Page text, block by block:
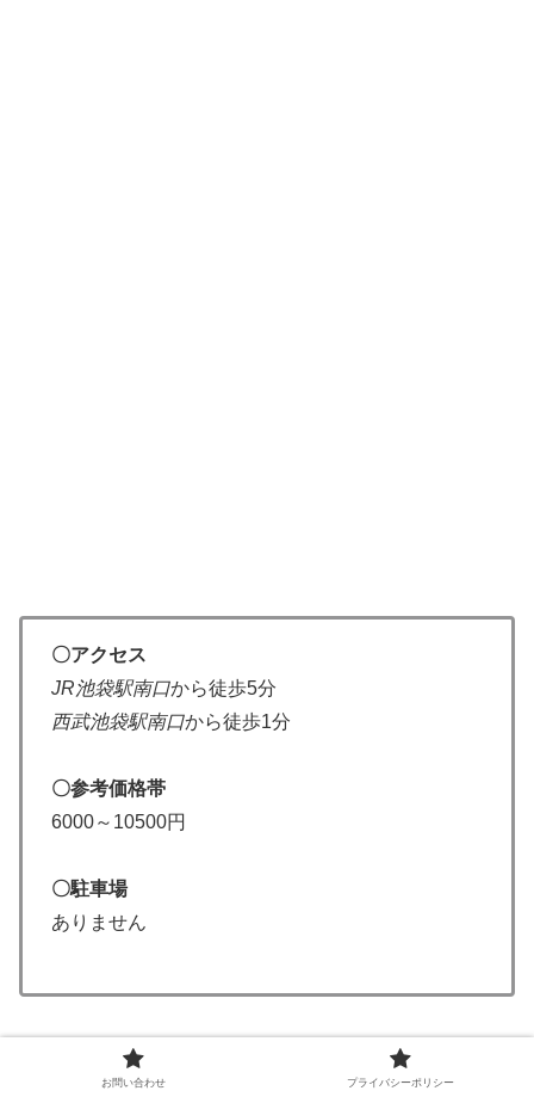
〇アクセス
JR池袋駅南口から徒歩5分
西武池袋駅南口から徒歩1分
〇参考価格帯
6000～10500円
〇駐車場
ありません
お問い合わせ プライバシーポリシー